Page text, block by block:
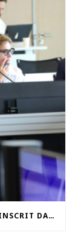
UN CHARGES ET PRODUITS 2027 QUI S’INSCRIT DANS LA CONTINUITÉ